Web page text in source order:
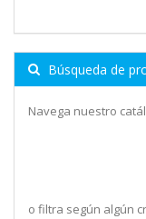
Búsqueda de
Navega nuestro
o filtra según algún